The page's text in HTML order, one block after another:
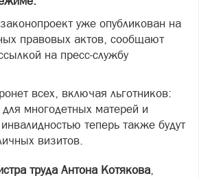
уже опубликован на
правовых актов, сообщают
на пресс-службу
всех, включая льготников:
многодетных матерей и
теперь также будут
визитов.
труда Антона Котякова,